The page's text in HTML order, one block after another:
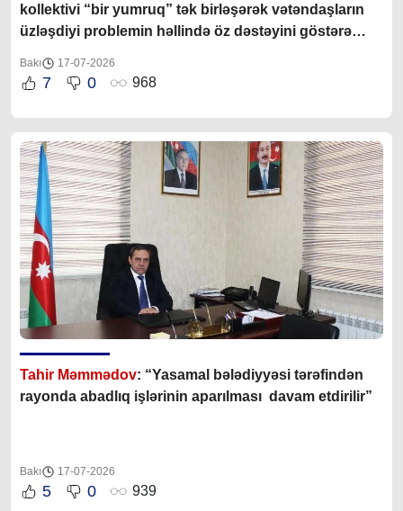
kollektivi “bir yumruq” tək birləşərək vətəndaşların
üzləşdiyi problemin həllində öz dəstəyini göstərə
Bakı 17-07-2026
7 0 968
Tahir Məmmədov: “Yasamal bələdiyyəsi tərəfindən
rayonda abadlıq işlərinin aparılması davam etdirilir”
Bakı 17-07-2026
5 0 939